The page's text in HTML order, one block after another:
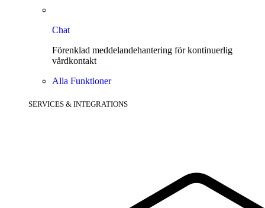
Chat
Förenklad meddelandehantering för kontinuerlig
vårdkontakt
Alla Funktioner
SERVICES & INTEGRATIONS